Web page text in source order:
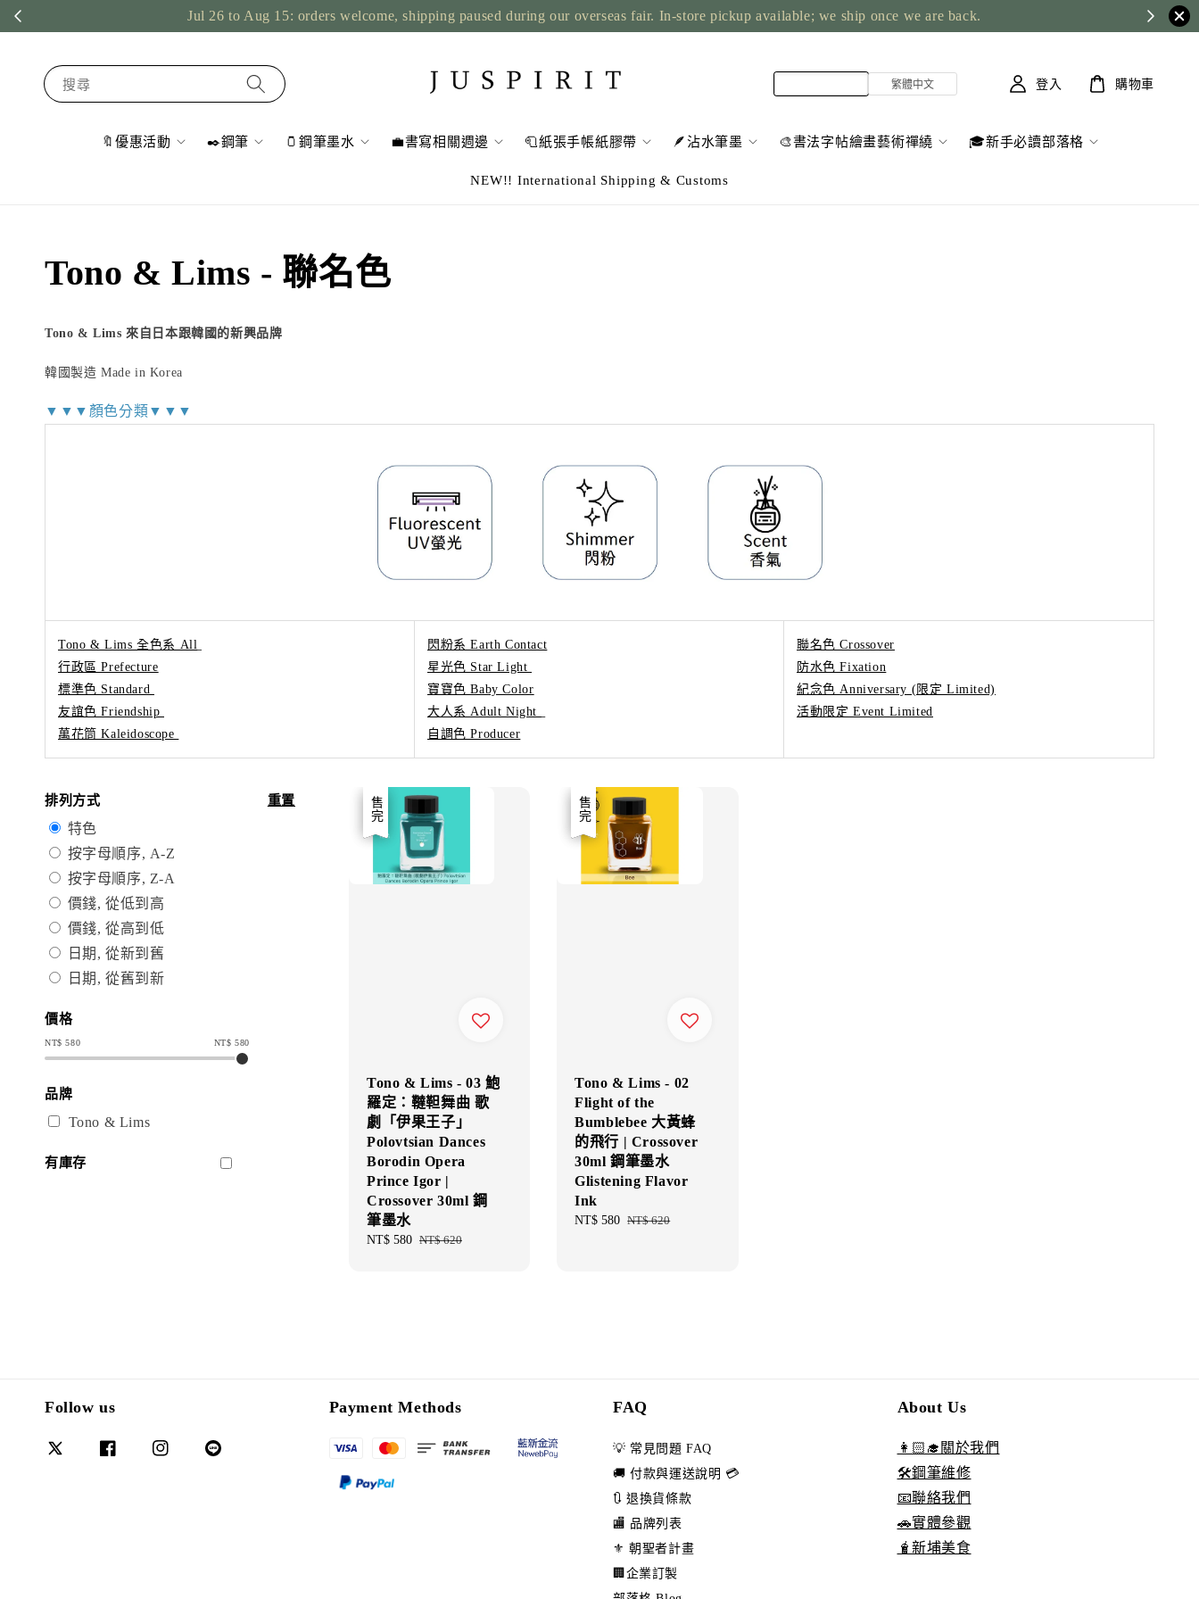
Jul 26 to Aug 15: orders welcome, shipping paused during our overseas fair. In-store pickup available; we ship once we are back.
搜尋
🔖優惠活動 ✒️鋼筆 🫙鋼筆墨水 💼書寫相關週邊 🧻紙張手帳紙膠帶 🪶沾水筆墨 🎨書法字帖繪畫藝術禪繞 🎓新手必讀部落格
NEW!! International Shipping & Customs
登入 購物車
Tono & Lims - 聯名色
Tono & Lims 來自日本跟韓國的新興品牌
韓國製造 Made in Korea
Tono & Lims 全色系 All
行政區 Prefecture
標準色 Standard
友誼色 Friendship
萬花筒 Kaleidoscope
閃粉系 Earth Contact
星光色 Star Light
寶寶色 Baby Color
大人系 Adult Night
自調色 Producer
聯名色 Crossover
防水色 Fixation
紀念色 Anniversary (限定 Limited)
活動限定 Event Limited
▼▼▼顏色分類▼▼▼
排列方式 重置
特色
按字母順序, A-Z
按字母順序, Z-A
價錢, 從低到高
價錢, 從高到低
日期, 從新到舊
日期, 從舊到新
價格
NT$580 NT$580
品牌
Tono & Lims
有庫存
優惠
售完
Tono & Lims - 03 鮑
羅定：韃靼舞曲 歌
劇「伊果王子」
Polovtsian Dances
Borodin Opera
Prince Igor |
Crossover 30ml 鋼
筆墨水
Sale
NT$ 580 Regular
NT$ 620
優惠
售完
Tono & Lims - 02
Flight of the
Bumblebee 大黃蜂
的飛行 | Crossover
30ml 鋼筆墨水
Glistening Flavor
Ink
Sale
NT$ 580 Regular
NT$ 620
Follow us Payment Methods FAQ
💡 常見問題 FAQ
🚚 付款與運送說明 💳
🔃 退換貨條款
🏬 品牌列表
⚜️ 朝聖者計畫
🏢企業訂製
About Us
👩🏻‍🎓關於我們
🛠️鋼筆維修
📧聯絡我們
🚗實體參觀
🧋新埔美食